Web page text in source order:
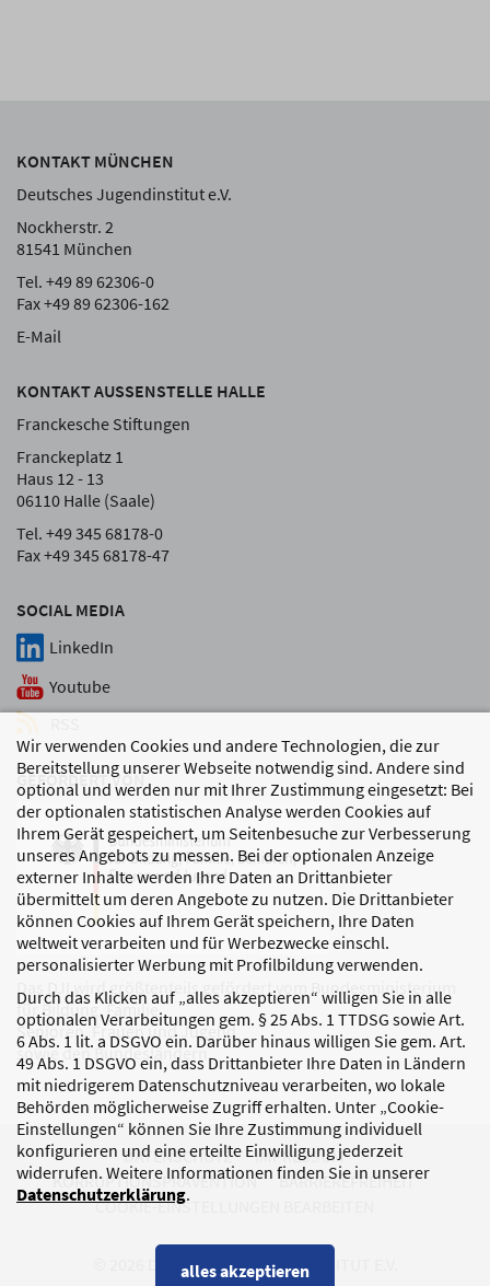
Wir verwenden Cookies und andere Technologien, die zur
Bereitstellung unserer Webseite notwendig sind. Andere sind
optional und werden nur mit Ihrer Zustimmung eingesetzt: Bei
der optionalen statistischen Analyse werden Cookies auf
Ihrem Gerät gespeichert, um Seitenbesuche zur Verbesserung
unseres Angebots zu messen. Bei der optionalen Anzeige
externer Inhalte werden Ihre Daten an Drittanbieter
übermittelt um deren Angebote zu nutzen. Die Drittanbieter
können Cookies auf Ihrem Gerät speichern, Ihre Daten
weltweit verarbeiten und für Werbezwecke einschl.
personalisierter Werbung mit Profilbildung verwenden.
Durch das Klicken auf „alles akzeptieren“ willigen Sie in alle
optionalen Verarbeitungen gem. § 25 Abs. 1 TTDSG sowie Art.
6 Abs. 1 lit. a DSGVO ein. Darüber hinaus willigen Sie gem. Art.
49 Abs. 1 DSGVO ein, dass Drittanbieter Ihre Daten in Ländern
mit niedrigerem Datenschutzniveau verarbeiten, wo lokale
Behörden möglicherweise Zugriff erhalten. Unter „Cookie-
Einstellungen“ können Sie Ihre Zustimmung individuell
konfigurieren und eine erteilte Einwilligung jederzeit
widerrufen. Weitere Informationen finden Sie in unserer
Datenschutzerklärung.
alles akzeptieren
SOCIAL MEDIA
LinkedIn
Youtube
KONTAKT MÜNCHEN
Deutsches Jugendinstitut e.V.
Nockherstr. 2
81541 München
Tel. +49 89 62306-0
Fax +49 89 62306-162
E-Mail
KONTAKT AUSSENSTELLE HALLE
Franckesche Stiftungen
Franckeplatz 1
Haus 12 - 13
06110 Halle (Saale)
Tel. +49 345 68178-0
Fax +49 345 68178-47
GEFÖRDERT VON
Das DJI wird größtenteils gefördert vom Bundesministerium
für Bildung, Familie,
Senioren, Frauen und Jugend
sowie den Bundesländern.
DATENSCHUTZ
IMPRESSUM
KORRUPTIONSPRÄVENTION
BARRIEREFREIHEIT
COOKIE-EINSTELLUNGEN BEARBEITEN
© 2026 DEUTSCHES JUGENDINSTITUT E.V.